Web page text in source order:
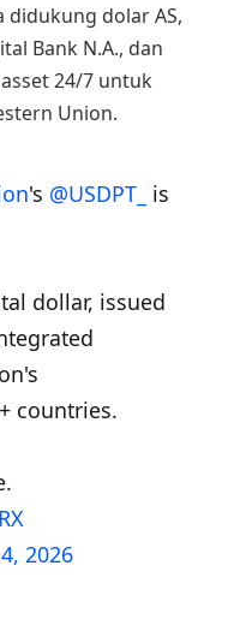
didukung dolar AS,
Bank N.A., dan
24/7 untuk
Union.
's @USDPT_ is
dollar, issued
countries.
2026